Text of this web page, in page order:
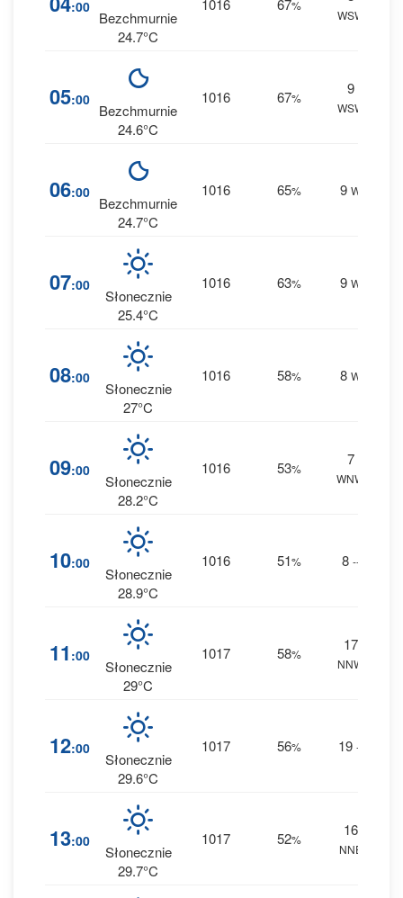
:00
Bezchmurnie
24.7°C
1016 67%
WSW
05:00
Bezchmurnie
24.6°C
1016 67%
9
WSW
06:00
Bezchmurnie
24.7°C
1016 65% 9 W
07:00
Słonecznie
25.4°C
1016 63% 9 W
08:00
Słonecznie
27°C
1016 58% 8 W
09:00
Słonecznie
28.2°C
1016 53%
7
WNW
10:00
Słonecznie
28.9°C
1016 51% 8 --
11 :00
Słonecznie
29°C
1017 58%
17
NNW
12:00
Słonecznie
29.6°C
1017 56% 19 --
13:00
Słonecznie
29.7°C
1017 52%
16
NNE